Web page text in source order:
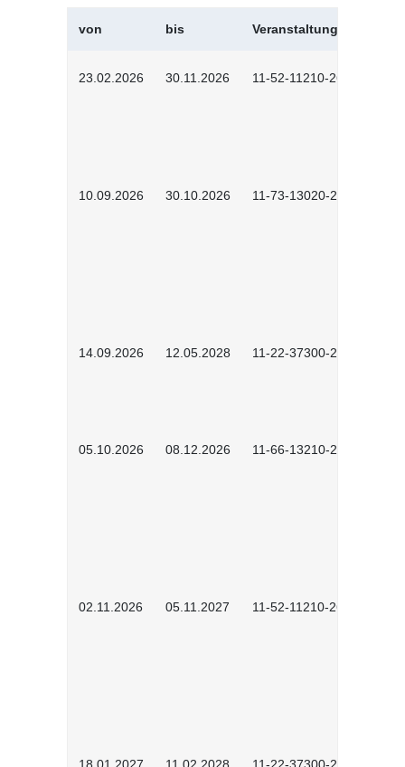
von bis Veranstaltungskürzel
23.02.2026 30.11.2026 11-52-11210-2602
10.09.2026 30.10.2026 11-73-13020-2601
14.09.2026 12.05.2028 11-22-37300-2604
05.10.2026 08.12.2026 11-66-13210-2602
02.11.2026 05.11.2027 11-52-11210-2604